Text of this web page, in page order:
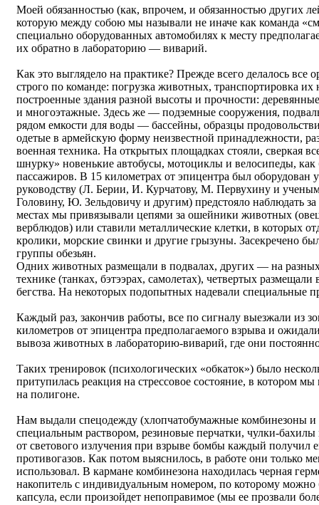
Моей обязанностью (как, впрочем, и обязанностью других
которую между собою мы называли не иначе как команда
специально оборудованных автомобилях к месту
их обратно в лабораторию — виварий.
Как это выглядело на практике? Прежде всего делалось все
строго по команде: погрузка животных, транспортировка
построенные здания разной высоты и прочности:
и многоэтажные. Здесь же — подземные сооружения,
рядом емкости для воды — бассейны, образцы
одетые в армейскую форму неизвестной принадлежности,
военная техника. На открытых площадках стояли, сверкая
шнурку» новенькие автобусы, мотоциклы и велосипеды,
пассажиров. В 15 километрах от эпицентра был оборудован
руководству (Л. Берии, И. Курчатову, М. Первухину и
Головину, Ю. Зельдовичу и другим) предстояло наблюдать
местах мы привязывали цепями за ошейники животных
верблюдов) или ставили металлические клетки, в которых
кролики, морские свинки и другие грызуны. Засекречено
группы обезьян.
Одних животных размещали в подвалах, других — на
технике (танках, бэтээрах, самолетах), четвертых
бегства. На некоторых подопытных надевали специальные
Каждый раз, закончив работы, все по сигналу выезжали из
километров от эпицентра предполагаемого взрыва и
вывоза животных в лабораторию-виварий, где они
Таких тренировок (психологических «обкаток») было
притупилась реакция на стрессовое состояние, в котором
на полигоне.
Нам выдали спецодежду (хлопчатобумажные комбинезоны и
специальным раствором, резиновые перчатки, чулки-
от светового излучения при взрыве бомбы каждый получил
противогазов. Как потом выяснилось, в работе они только
использовал. В кармане комбинезона находилась черная
накопитель с индивидуальным номером, по которому можно
капсула, если произойдет непоправимое (мы ее прозвали